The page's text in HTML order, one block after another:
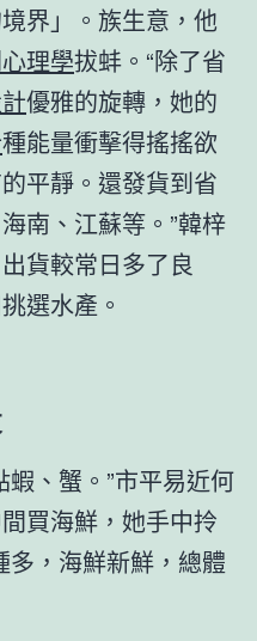
界」。族生意，他
理學拔蚌。“除了省
優雅的旋轉，她的
種能量衝擊得搖搖欲
平靜。還發貨到省
海南、江蘇等。”韓梓
貨較常日多了良
選水產。
、蟹。”市平易近何
買海鮮，她手中拎
多，海鮮新鮮，總體